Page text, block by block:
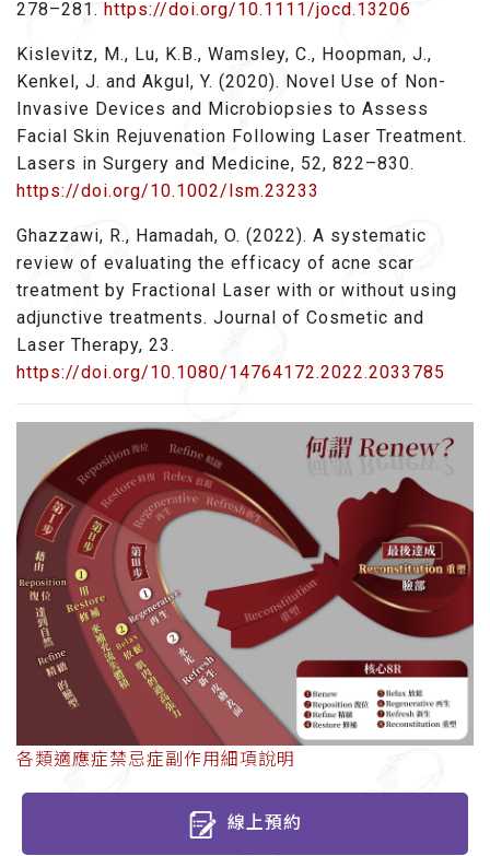
278–281. https://doi.org/10.1111/jocd.13206
Kislevitz, M., Lu, K.B., Wamsley, C., Hoopman, J.,
Kenkel, J. and Akgul, Y. (2020). Novel Use of Non-
Invasive Devices and Microbiopsies to Assess
Facial Skin Rejuvenation Following Laser Treatment.
Lasers in Surgery and Medicine, 52, 822–830.
https://doi.org/10.1002/lsm.23233
Ghazzawi, R., Hamadah, O. (2022). A systematic
review of evaluating the efficacy of acne scar
treatment by Fractional Laser with or without using
adjunctive treatments. Journal of Cosmetic and
Laser Therapy, 23.
https://doi.org/10.1080/14764172.2022.2033785
各類適應症禁忌症副作用細項說明
線上預約